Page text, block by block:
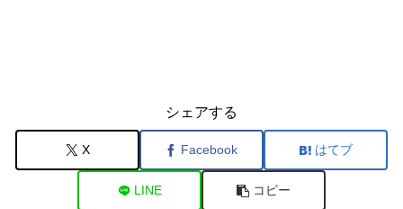
シェアする
X Facebook はてブ
LINE コピー